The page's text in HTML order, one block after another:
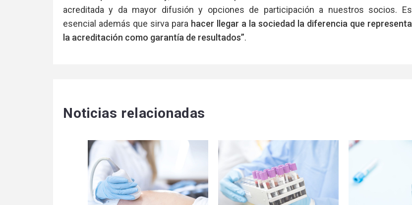
acreditada y da mayor difusión y opciones de participación a nuestros socios. Es
esencial además que sirva para hacer llegar a la sociedad la diferencia que representa
la acreditación como garantía de resultados”.
Noticias relacionadas